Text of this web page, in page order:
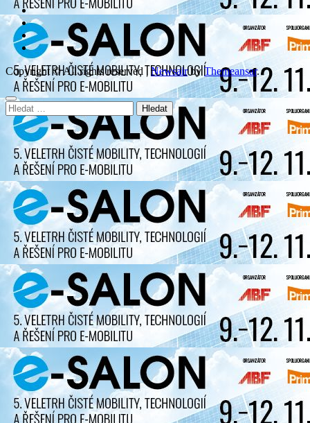
Copyright © All rights reserved NewsairbyThemeansar.
Vyhledávání